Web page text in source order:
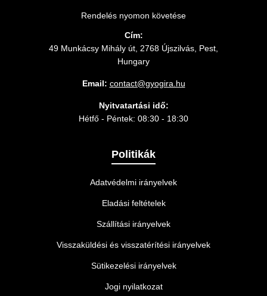
Rendelés nyomon követése
Cím:
49 Munkácsy Mihály út, 2768 Újszilvás, Pest,
Hungary
Email: contact@gyogira.hu
Nyitvatartási idő:
Hétfő - Péntek: 08:30 - 18:30
Politikák
Adatvédelmi irányelvek
Eladási feltételek
Szállítási irányelvek
Visszaküldési és visszatérítési irányelvek
Sütikezelési irányelvek
Jogi nyilatkozat